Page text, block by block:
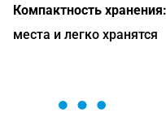
Компактность хранения:
места и легко хранятся